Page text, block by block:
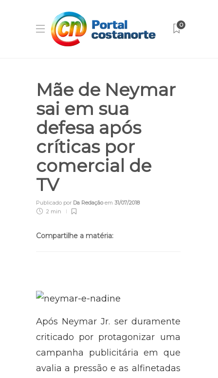
0
Mãe de Neymar
sai em sua
defesa após
críticas por
comercial de
TV
Publicado por Da Redaçãoem 31/07/2018
2 min
Compartilhe a matéria:
Após Neymar Jr. ser duramente
criticado por protagonizar uma
campanha publicitária em que
avalia a pressão e as alfinetadas